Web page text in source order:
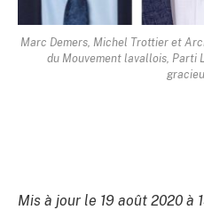
Marc Demers, Michel Trottier et
du Mouvement lavallois, Parti
Mis à jour le 19 août 2020 à